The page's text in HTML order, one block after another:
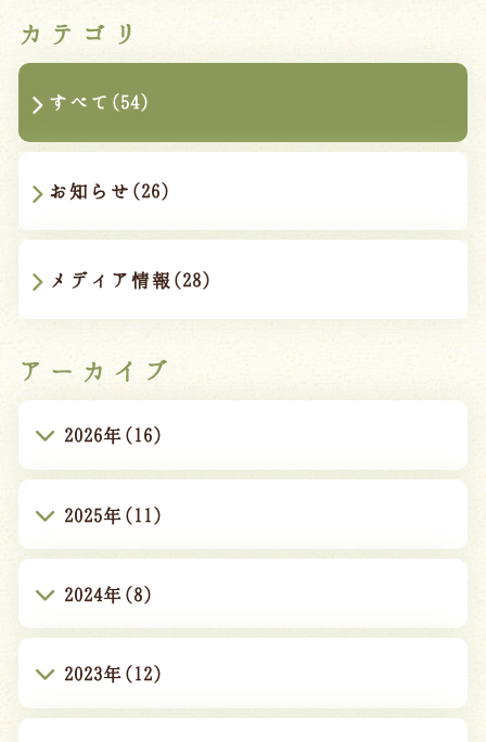
カテゴリ
すべて(54)
お知らせ(26)
メディア情報(28)
アーカイブ
2026年(16)
2025年(11)
2024年(8)
2023年(12)